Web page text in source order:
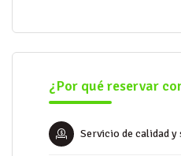
¿Por qué reservar
Servicio de calidad y